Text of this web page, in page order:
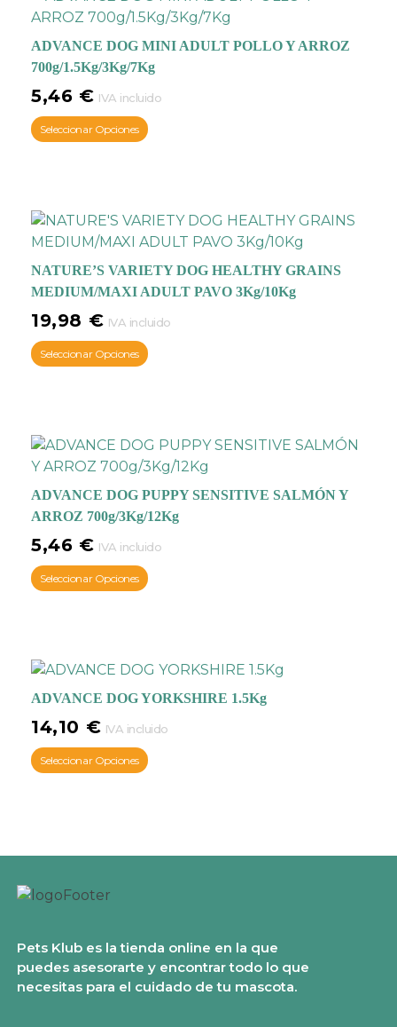
ADVANCE DOG MINI ADULT POLLO Y ARROZ
700g/1.5Kg/3Kg/7Kg
5,46 € IVA incluido
Seleccionar Opciones
NATURE’S VARIETY DOG HEALTHY GRAINS
MEDIUM/MAXI ADULT PAVO 3Kg/10Kg
19,98 € IVA incluido
Seleccionar Opciones
ADVANCE DOG PUPPY SENSITIVE SALMÓN Y
ARROZ 700g/3Kg/12Kg
5,46 € IVA incluido
Seleccionar Opciones
ADVANCE DOG YORKSHIRE 1.5Kg
14,10 € IVA incluido
Seleccionar Opciones
Pets Klub es la tienda online en la que
puedes asesorarte y encontrar todo lo que
necesitas para el cuidado de tu mascota.